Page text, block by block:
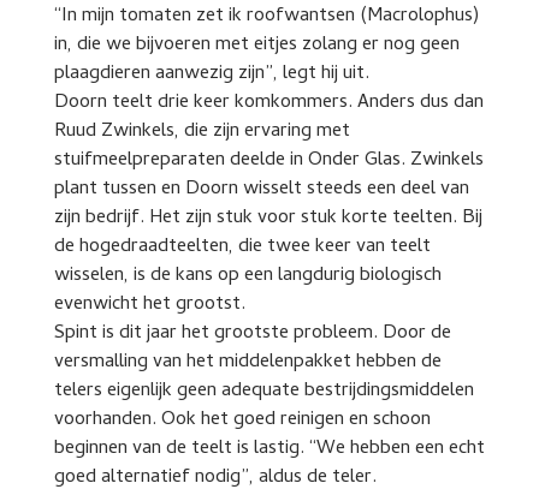
“In mijn tomaten zet ik roofwantsen (Macrolophus)
in, die we bijvoeren met eitjes zolang er nog geen
plaagdieren aanwezig zijn”, legt hij uit.
Doorn teelt drie keer komkommers. Anders dus dan
Ruud Zwinkels, die zijn ervaring met
stuifmeelpreparaten deelde in Onder Glas. Zwinkels
plant tussen en Doorn wisselt steeds een deel van
zijn bedrijf. Het zijn stuk voor stuk korte teelten. Bij
de hogedraadteelten, die twee keer van teelt
wisselen, is de kans op een langdurig biologisch
evenwicht het grootst.
Spint is dit jaar het grootste probleem. Door de
versmalling van het middelenpakket hebben de
telers eigenlijk geen adequate bestrijdingsmiddelen
voorhanden. Ook het goed reinigen en schoon
beginnen van de teelt is lastig. “We hebben een echt
goed alternatief nodig”, aldus de teler.